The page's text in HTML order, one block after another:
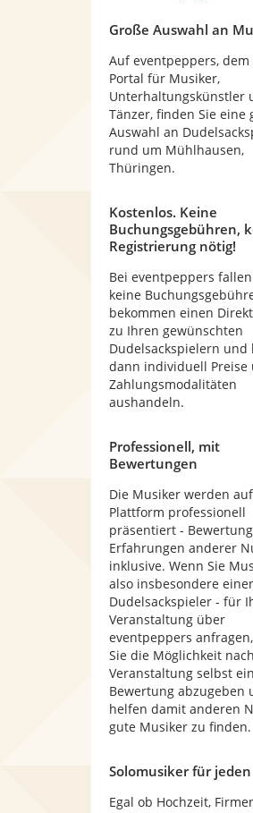
Große Auswahl an
Auf eventpeppers, dem
Portal für Musiker,
Unterhaltungskünstler
Tänzer, finden Sie eine
Auswahl an
rund um Mühlhausen,
Thüringen.
Kostenlos. Keine
Buchungsgebühren,
Registrierung nötig!
Bei eventpeppers
keine
bekommen einen
zu Ihren gewünschten
Dudelsackspielern und
dann individuell Preise
Zahlungsmodalitäten
aushandeln.
Professionell, mit
Bewertungen
Die Musiker werden
Plattform professionell
präsentiert -
Erfahrungen anderer
inklusive. Wenn Sie
also insbesondere
Dudelsackspieler - für
Veranstaltung über
eventpeppers
Sie die Möglichkeit
Veranstaltung selbst
Bewertung abzugeben
helfen damit anderen
gute Musiker zu finden.
Solomusiker für
Egal ob Hochzeit,